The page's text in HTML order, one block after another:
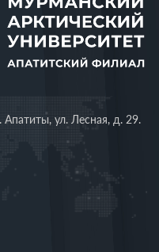
ул. Лесная, д. 29.